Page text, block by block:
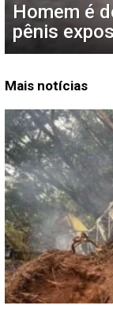
Homem é
pênis
Mais notícias